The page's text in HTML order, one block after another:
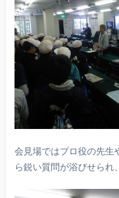
会見場ではプロ役の先生
ら鋭い質問が浴びせられ